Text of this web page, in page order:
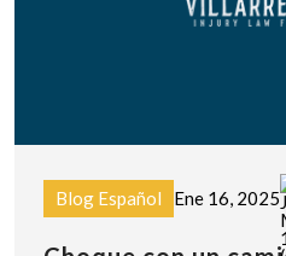
Blog Español Ene 16, 2025